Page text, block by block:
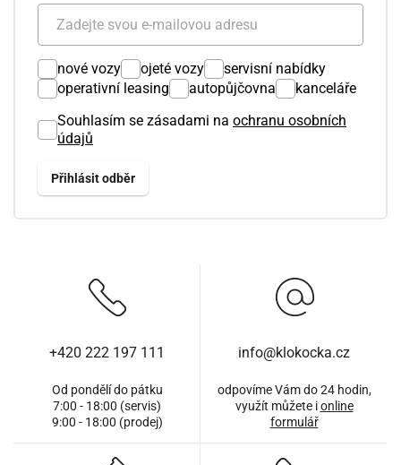
nové vozy ojeté vozy
servisní nabídky
operativní leasing
autopůjčovna
kanceláře
Souhlasím se zásadami na ochranu osobních
údajů
+420 222 197 111
Od pondělí do pátku
7:00 - 18:00 (servis)
9:00 - 18:00 (prodej)
info@klokocka.cz
odpovíme Vám do 24 hodin,
využít můžete ionline
formulář